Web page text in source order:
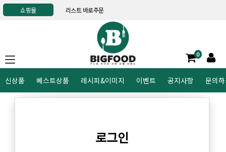
쇼핑몰 리스트 바로주문
0
신상품 베스트상품 레시피&이미지 이벤트 공지사항 문의
로그인